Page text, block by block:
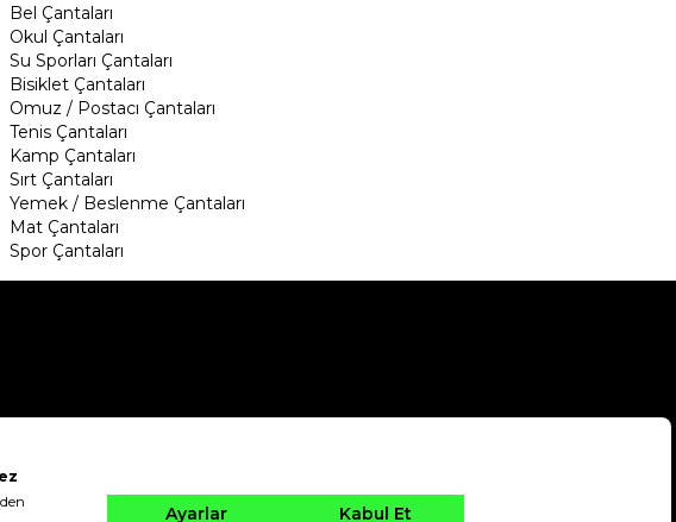
Bel Çantaları
Okul Çantaları
Su Sporları Çantaları
Bisiklet Çantaları
Omuz / Postacı Çantaları
Tenis Çantaları
Kamp Çantaları
Sırt Çantaları
Yemek / Beslenme Çantaları
Mat Çantaları
Spor Çantaları